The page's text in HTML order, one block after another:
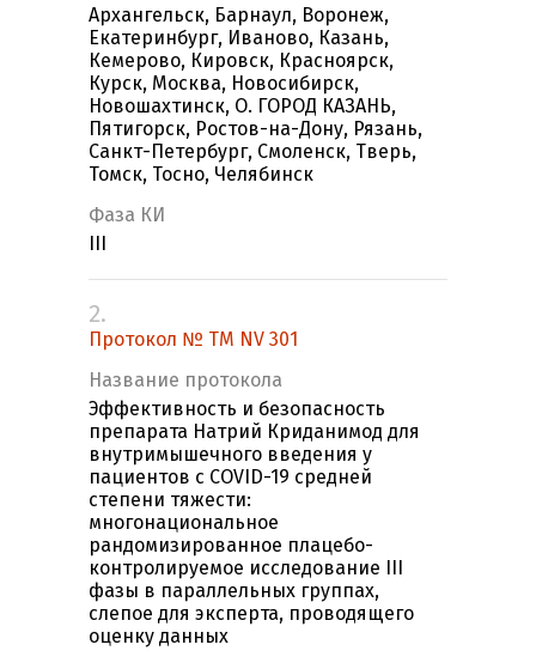
Архангельск, Барнаул, Воронеж,
Екатеринбург, Иваново, Казань,
Кемерово, Кировск, Красноярск,
Курск, Москва, Новосибирск,
Новошахтинск, О. ГОРОД КАЗАНЬ,
Пятигорск, Ростов-на-Дону, Рязань,
Санкт-Петербург, Смоленск, Тверь,
Томск, Тосно, Челябинск
Фаза КИ
2.
Протокол № TM NV 301
Название протокола
Эффективность и безопасность
препарата Натрий Криданимод для
внутримышечного введения у
пациентов с COVID-19 средней
степени тяжести:
многонациональное
рандомизированное плацебо-
контролируемое исследование III
фазы в параллельных группах,
слепое для эксперта, проводящего
оценку данных